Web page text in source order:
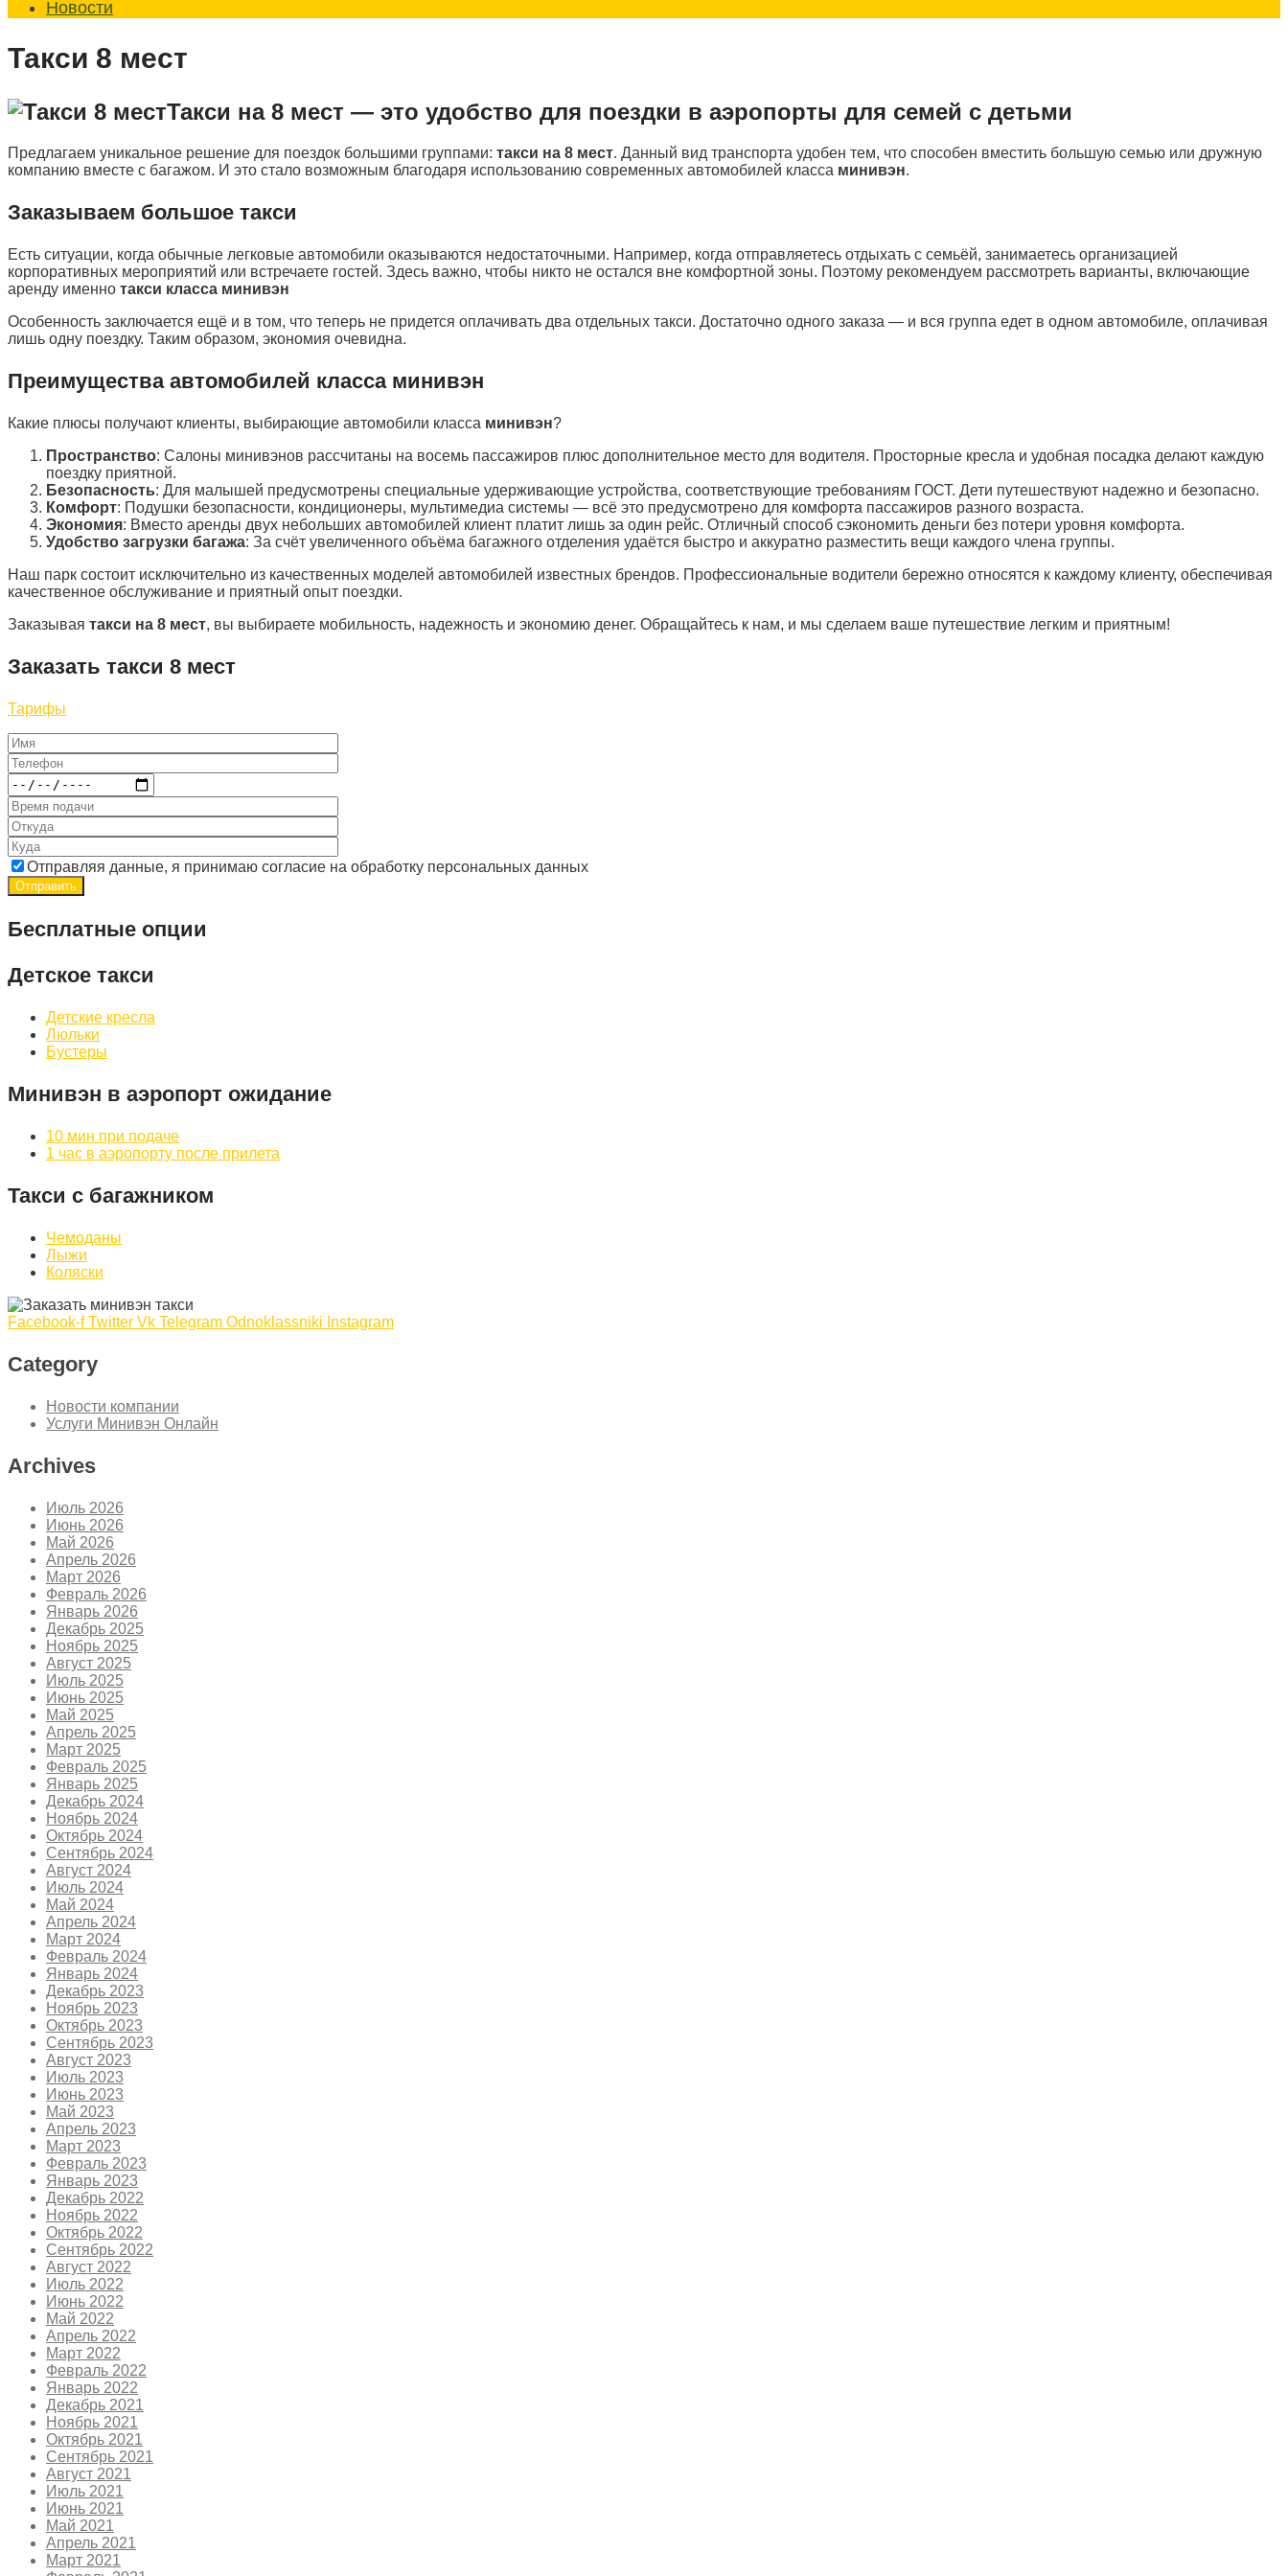
Новости
Такси 8 мест
Такси на 8 мест — это удобство для поездки в аэропорты для семей с детьми
Предлагаем уникальное решение для поездок большими группами: такси на 8 мест. Данный вид транспорта удобен тем, что способен вместить большую семью или дружную
компанию вместе с багажом. И это стало возможным благодаря использованию современных автомобилей класса минивэн.
Заказываем большое такси
Есть ситуации, когда обычные легковые автомобили оказываются недостаточными. Например, когда отправляетесь отдыхать с семьёй, занимаетесь организацией
корпоративных мероприятий или встречаете гостей. Здесь важно, чтобы никто не остался вне комфортной зоны. Поэтому рекомендуем рассмотреть варианты, включающие
аренду именно такси класса минивэн
Особенность заключается ещё и в том, что теперь не придется оплачивать два отдельных такси. Достаточно одного заказа — и вся группа едет в одном автомобиле, оплачивая
лишь одну поездку. Таким образом, экономия очевидна.
Преимущества автомобилей класса минивэн
Какие плюсы получают клиенты, выбирающие автомобили класса минивэн?
Пространство: Салоны минивэнов рассчитаны на восемь пассажиров плюс дополнительное место для водителя. Просторные кресла и удобная посадка делают каждую
поездку приятной.
Безопасность: Для малышей предусмотрены специальные удерживающие устройства, соответствующие требованиям ГОСТ. Дети путешествуют надежно и безопасно.
Комфорт: Подушки безопасности, кондиционеры, мультимедиа системы — всё это предусмотрено для комфорта пассажиров разного возраста.
Экономия: Вместо аренды двух небольших автомобилей клиент платит лишь за один рейс. Отличный способ сэкономить деньги без потери уровня комфорта.
Удобство загрузки багажа: За счёт увеличенного объёма багажного отделения удаётся быстро и аккуратно разместить вещи каждого члена группы.
Наш парк состоит исключительно из качественных моделей автомобилей известных брендов. Профессиональные водители бережно относятся к каждому клиенту, обеспечивая
качественное обслуживание и приятный опыт поездки.
Заказывая такси на 8 мест, вы выбираете мобильность, надежность и экономию денег. Обращайтесь к нам, и мы сделаем ваше путешествие легким и приятным!
Заказать такси 8 мест
Тарифы
Отправляя данные, я принимаю согласие на обработку персональных данных
Бесплатные опции
Детское такси
Детские кресла
Люльки
Бустеры
Минивэн в аэропорт ожидание
10 мин при подаче
1 час в аэропорту после прилета
Такси с багажником
Чемоданы
Лыжи
Коляски
Facebook-f Twitter Vk Telegram Odnoklassniki Instagram
Category
Новости компании
Услуги Минивэн Онлайн
Archives
Июль 2026
Июнь 2026
Май 2026
Апрель 2026
Март 2026
Февраль 2026
Январь 2026
Декабрь 2025
Ноябрь 2025
Август 2025
Июль 2025
Июнь 2025
Май 2025
Апрель 2025
Март 2025
Февраль 2025
Январь 2025
Декабрь 2024
Ноябрь 2024
Октябрь 2024
Сентябрь 2024
Август 2024
Июль 2024
Май 2024
Апрель 2024
Март 2024
Февраль 2024
Январь 2024
Декабрь 2023
Ноябрь 2023
Октябрь 2023
Сентябрь 2023
Август 2023
Июль 2023
Июнь 2023
Май 2023
Апрель 2023
Март 2023
Февраль 2023
Январь 2023
Декабрь 2022
Ноябрь 2022
Октябрь 2022
Сентябрь 2022
Август 2022
Июль 2022
Июнь 2022
Май 2022
Апрель 2022
Март 2022
Февраль 2022
Январь 2022
Декабрь 2021
Ноябрь 2021
Октябрь 2021
Сентябрь 2021
Август 2021
Июль 2021
Июнь 2021
Май 2021
Апрель 2021
Март 2021